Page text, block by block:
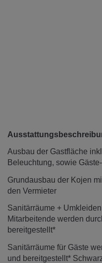
Ausbau der Gastfläche
Beleuchtung, sowie
Grundausbau der Kojen
den Vermieter
Sanitärräume +
Mitarbeitende werden
bereitgestellt*
Sanitärräume für Gäste
und bereitgestellt*